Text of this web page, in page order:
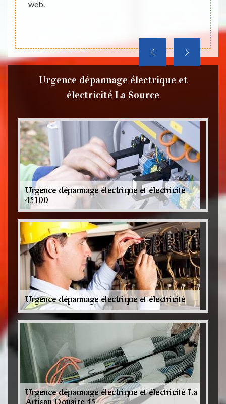
de
web.
Urgence dépannage électrique et
électricité La Source